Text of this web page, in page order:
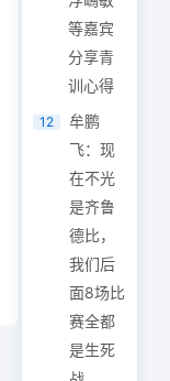
等嘉宾
分享青
训心得
12
牟鹏
飞：现
在不光
是齐鲁
德比，
我们后
面8场比
赛全都
是生死